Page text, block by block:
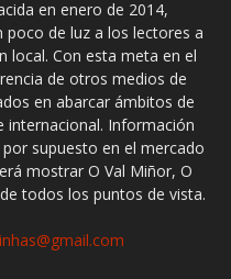
en enero de 2014,
de luz a los lectores a
local. Con esta meta en el
de otros medios de
en abarcar ámbitos de
internacional. Información
supuesto en el mercado
mostrar O Val Miñor, O
todos los puntos de vista.